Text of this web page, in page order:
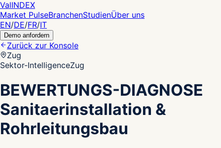
ValINDEX
Market PulseBranchenStudienÜber uns
EN/DE/FR/IT
Demo anfordern
Zurück zur Konsole
Zug
Sektor-IntelligenceZug
BEWERTUNGS-DIAGNOSE
Sanitaerinstallation &
Rohrleitungsbau